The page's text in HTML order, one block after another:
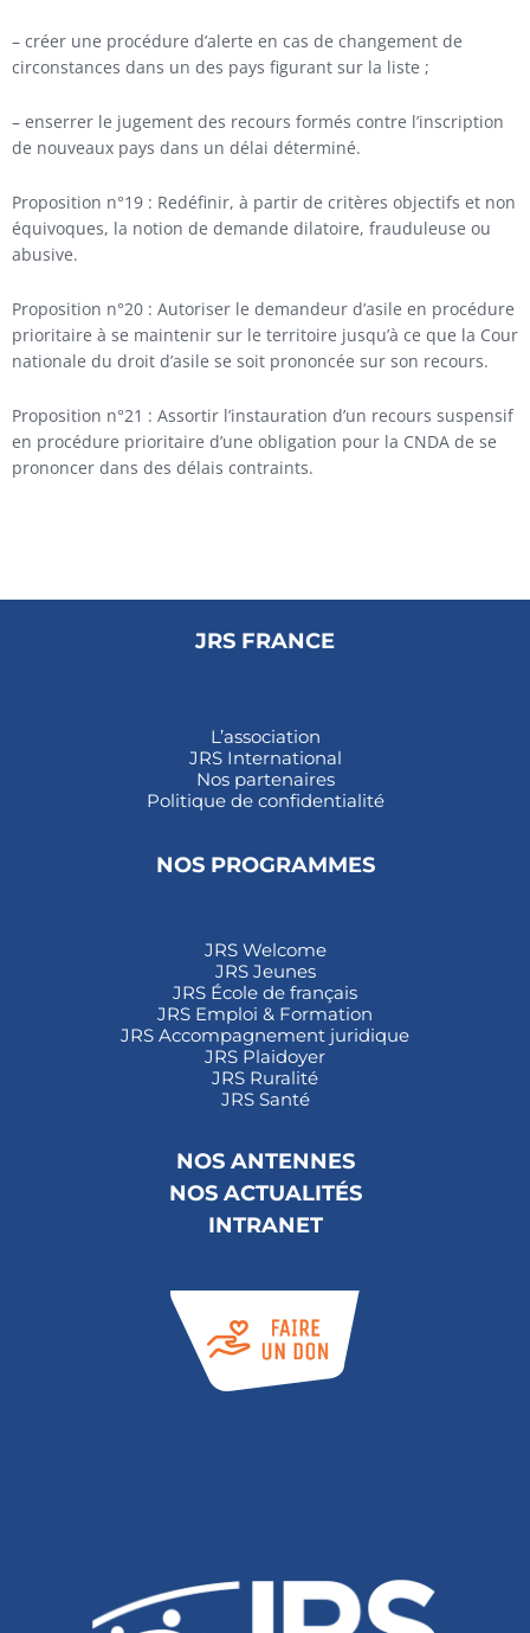
– créer une procédure d’alerte en cas de changement de
circonstances dans un des pays figurant sur la liste ;
– enserrer le jugement des recours formés contre l’inscription
de nouveaux pays dans un délai déterminé.
Proposition n°19 : Redéfinir, à partir de critères objectifs et non
équivoques, la notion de demande dilatoire, frauduleuse ou
abusive.
Proposition n°20 : Autoriser le demandeur d’asile en procédure
prioritaire à se maintenir sur le territoire jusqu’à ce que la Cour
nationale du droit d’asile se soit prononcée sur son recours.
Proposition n°21 : Assortir l’instauration d’un recours suspensif
en procédure prioritaire d’une obligation pour la CNDA de se
prononcer dans des délais contraints.
JRS FRANCE
L’association
JRS International
Nos partenaires
Politique de confidentialité
NOS PROGRAMMES
JRS Welcome
JRS Jeunes
JRS École de français
JRS Emploi & Formation
JRS Accompagnement juridique
JRS Plaidoyer
JRS Ruralité
JRS Santé
NOS ANTENNES
NOS ACTUALITÉS
INTRANET